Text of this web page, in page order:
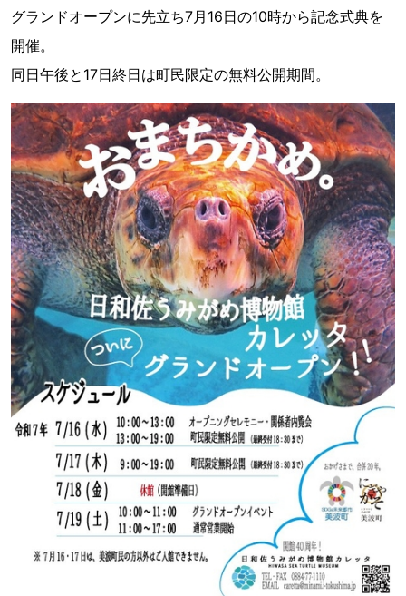
グランドオープンに先立ち7月16日の10時から記念式典を
開催。
同日午後と17日終日は町民限定の無料公開期間。